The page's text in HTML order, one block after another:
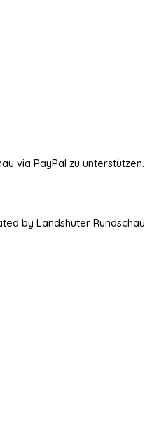
via PayPal zu unterstützen.
by Landshuter Rundschau